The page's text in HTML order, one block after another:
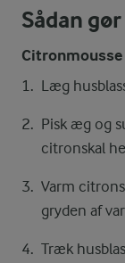
Sådan
Citronmousse
Læg
Pisk æg og
citronskal
Varm
gryden af
Træk